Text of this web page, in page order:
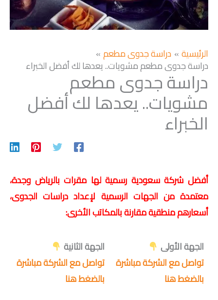
الرئيسية دراسة جدوى مطعم
دراسة جدوى مطعم مشويات.. يعدها لك أفضل الخبراء
دراسة جدوى مطعم
مشويات.. يعدها لك أفضل
الخبراء
أفضل شركة سعودية رسمية لها مقرات بالرياض وجدة،
معتمدة من الجهات الرسمية لإعداد دراسات الجدوى،
أسعارهم منطقية مقارنة بالمكاتب الأخرى:
الجهة الأولى
تواصل مع الشركة مباشرة
بالضغط هنا
الجهة الثانية
تواصل مع الشركة مباشرة
بالضغط هنا